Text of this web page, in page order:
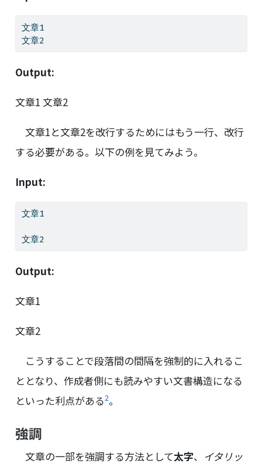
文章1
文章2
Output:
文章1 文章2
文章1と文章2を改行するためにはもう一行、改行
する必要がある。以下の例を見てみよう。
Input:
文章1
文章2
Output:
文章1
文章2
こうすることで段落間の間隔を強制的に入れるこ
ととなり、作成者側にも読みやすい文書構造になる
といった利点がある2。
強調
文章の一部を強調する方法として太字、 イタリッ